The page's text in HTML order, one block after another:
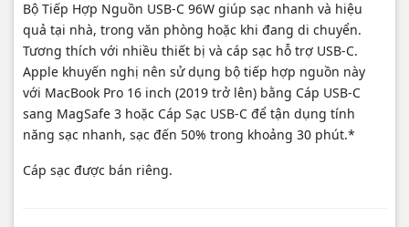
Bộ Tiếp Hợp Nguồn USB-C 96W giúp sạc nhanh và hiệu
quả tại nhà, trong văn phòng hoặc khi đang di chuyển.
Tương thích với nhiều thiết bị và cáp sạc hỗ trợ USB-C.
Apple khuyến nghị nên sử dụng bộ tiếp hợp nguồn này
với MacBook Pro 16 inch (2019 trở lên) bằng Cáp USB-C
sang MagSafe 3 hoặc Cáp Sạc USB-C để tận dụng tính
năng sạc nhanh, sạc đến 50% trong khoảng 30 phút.*
Cáp sạc được bán riêng.